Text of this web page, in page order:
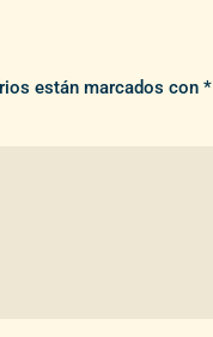
están marcados con*